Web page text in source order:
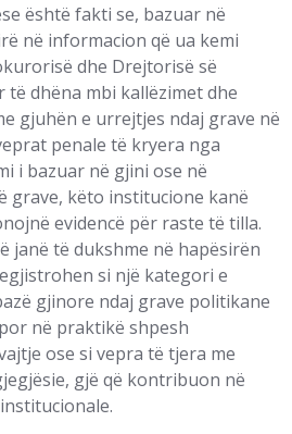
është fakti se, bazuar në
në informacion që ua kemi
dhe Drejtorisë së
të dhëna mbi kallëzimet dhe
gjuhën e urrejtjes ndaj grave në
penale të kryera nga
i bazuar në gjini ose në
grave, këto institucione kanë
evidencë për raste të tilla.
janë të dukshme në hapësirën
si një kategori e
gjinore ndaj grave politikane
në praktikë shpesh
ose si vepra të tjera me
gjë që kontribuon në